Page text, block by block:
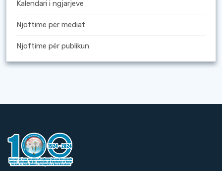
Kalendari i ngjarjeve
Njoftime për mediat
Njoftime për publikun